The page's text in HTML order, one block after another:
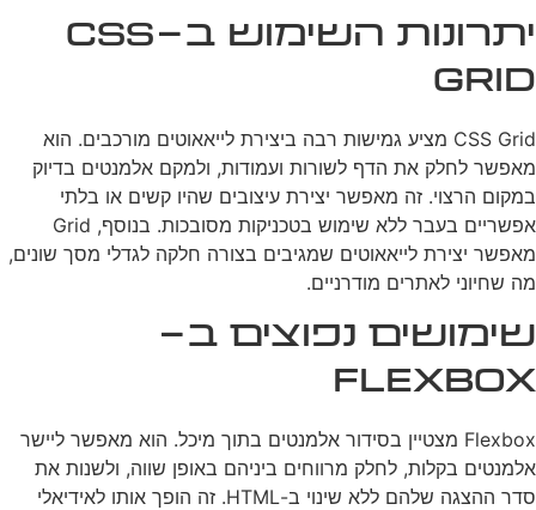
יתרונות השימוש ב-CSS
Grid
CSS Grid מציע גמישות רבה ביצירת לייאאוטים מורכבים. הוא
מאפשר לחלק את הדף לשורות ועמודות, ולמקם אלמנטים בדיוק
במקום הרצוי. זה מאפשר יצירת עיצובים שהיו קשים או בלתי
אפשריים בעבר ללא שימוש בטכניקות מסובכות. בנוסף, Grid
מאפשר יצירת לייאאוטים שמגיבים בצורה חלקה לגדלי מסך שונים,
מה שחיוני לאתרים מודרניים.
שימושים נפוצים ב-
Flexbox
Flexbox מצטיין בסידור אלמנטים בתוך מיכל. הוא מאפשר ליישר
אלמנטים בקלות, לחלק מרווחים ביניהם באופן שווה, ולשנות את
סדר ההצגה שלהם ללא שינוי ב-HTML. זה הופך אותו לאידיאלי